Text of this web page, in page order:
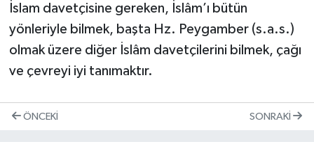
İslam davetçisine gereken, İslâm’ı bütün
yönleriyle bilmek, başta Hz. Peygamber (s.a.s.)
olmak üzere diğer İslâm davetçilerini bilmek, çağı
ve çevreyi iyi tanımaktır.
ÖNCEKI SONRAKI